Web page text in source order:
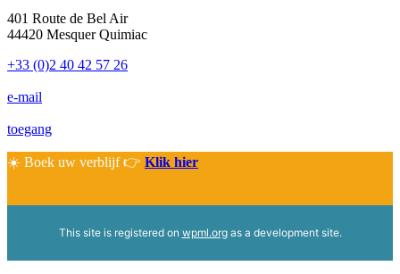
401 Route de Bel Air
44420 Mesquer Quimiac
+33 (0)2 40 42 57 26
e-mail
toegang
☀️ Boek uw verblijf 👉 Klik hier
This site is registered on wpml.orgas a development site.